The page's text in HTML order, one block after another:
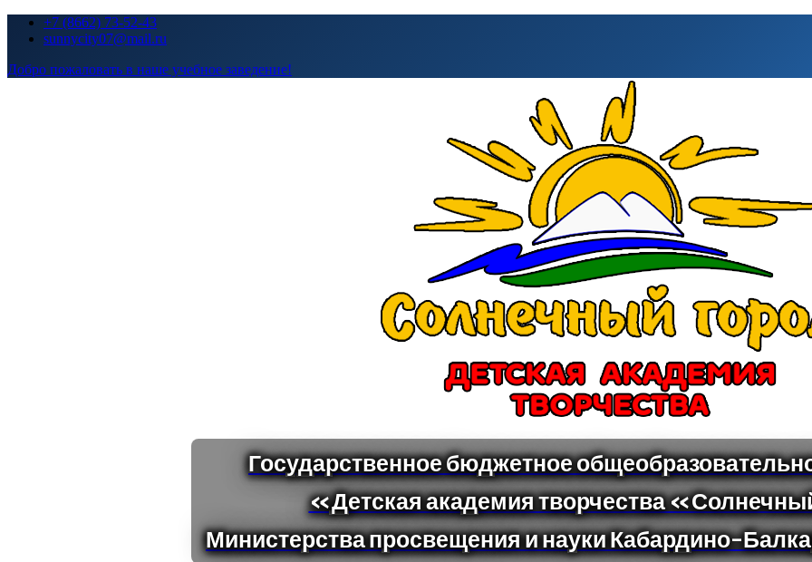
Перейти+7 (8662) 73-52-43
sunnycity07@mail.ru
Добро пожаловать в наше учебное заведение!